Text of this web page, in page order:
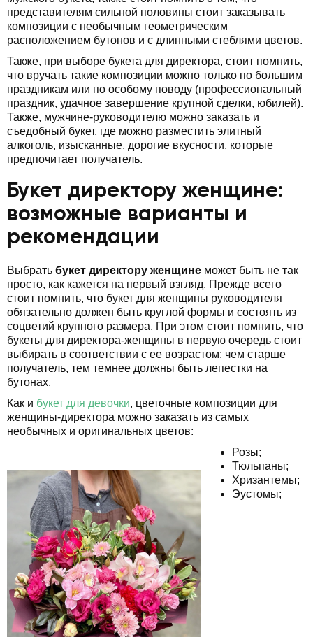
представителям сильной половины стоит заказывать
композиции с необычным геометрическим
расположением бутонов и с длинными стеблями цветов.
Также, при выборе букета для директора, стоит помнить,
что вручать такие композиции можно только по большим
праздникам или по особому поводу (профессиональный
праздник, удачное завершение крупной сделки, юбилей).
Также, мужчине-руководителю можно заказать и
съедобный букет, где можно разместить элитный
алкоголь, изысканные, дорогие вкусности, которые
предпочитает получатель.
Букет директору женщине:
возможные варианты и
рекомендации
Выбрать букет директору женщине может быть не так
просто, как кажется на первый взгляд. Прежде всего
стоит помнить, что букет для женщины руководителя
обязательно должен быть круглой формы и состоять из
соцветий крупного размера. При этом стоит помнить, что
букеты для директора-женщины в первую очередь стоит
выбирать в соответствии с ее возрастом: чем старше
получатель, тем темнее должны быть лепестки на
бутонах.
Как и букет для девочки, цветочные композиции для
женщины-директора можно заказать из самых
необычных и оригинальных цветов:
Розы;
Тюльпаны;
Хризантемы;
Эустомы;